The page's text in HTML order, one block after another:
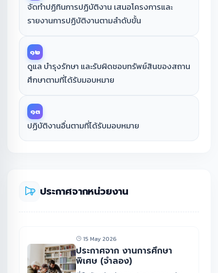
จัดทำปฏิทินการปฏิบัติงาน เสนอโครงการและ
รายงานการปฏิบัติงานตามลำดับขั้น
๑๒
ดูแล บำรุงรักษา และรับผิดชอบทรัพย์สินของสถาน
ศึกษาตามที่ได้รับมอบหมาย
๑๓
ปฏิบัติงานอื่นตามที่ได้รับมอบหมาย
ประกาศจากหน่วยงาน
15 May 2026
ประกาศจาก งานการศึกษา
พิเศษ (จำลอง)